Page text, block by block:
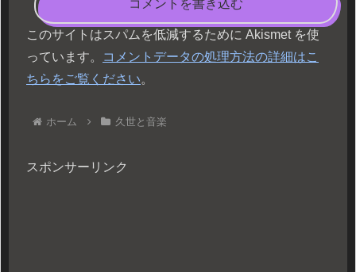
コメントを書き込む
このサイトはスパムを低減するために Akismet を使
っています。
コメントデータの処理方法の詳細はこ
ちらをご覧ください。
ホーム 久世と音楽
スポンサーリンク